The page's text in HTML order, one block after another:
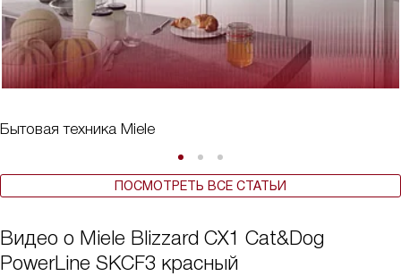
Бытовая техника Miele
ПОСМОТРЕТЬ ВСЕ СТАТЬИ
Видео о Miele Blizzard CX1 Cat&Dog
PowerLine SKCF3 красный